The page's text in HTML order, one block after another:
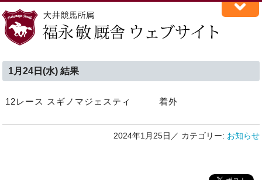
1月24日(水) 結果
12レース スギノマジェスティ 着外
2024年1月25日／ カテゴリー: お知らせ